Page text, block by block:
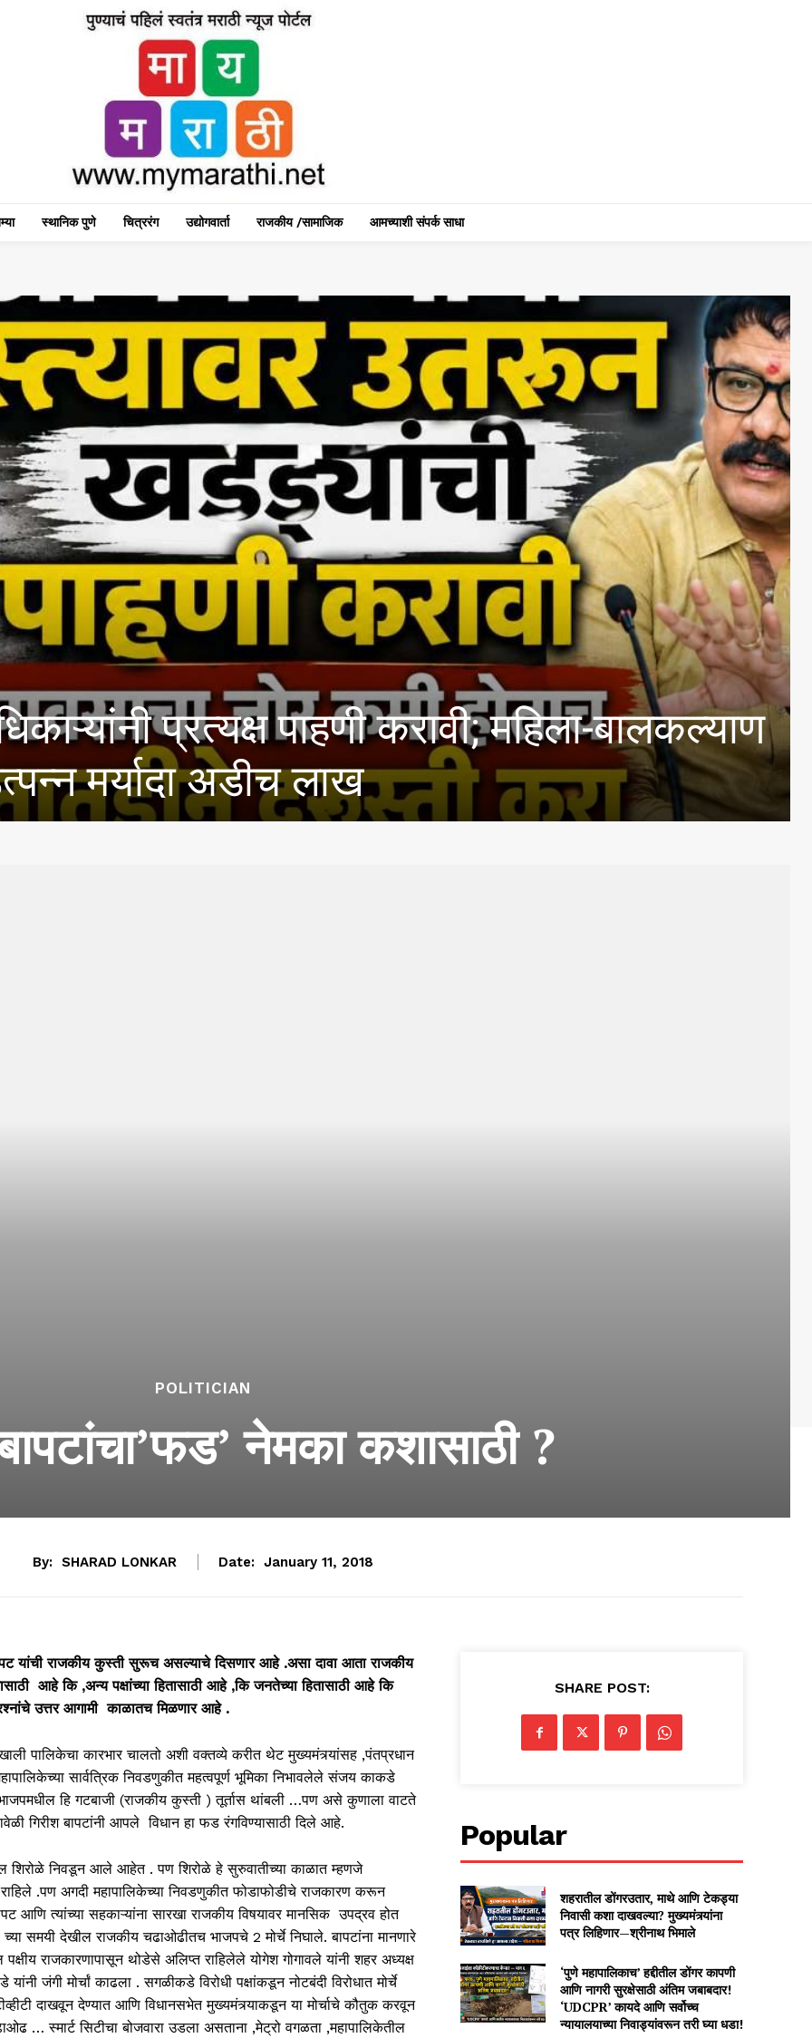
स्थानिक पुणे चित्ररंग उद्योगवार्ता राजकीय /सामाजिक आमच्याशी संपर्क साधा
पाहणी करावी; महिला-बालकल्याण
अडीच लाख
POLITICIAN
नेमका कशासाठी ?
By: SHARAD LONKAR Date: January 11, 2018
यांची राजकीय कुस्ती सुरूच असल्याचे दिसणार आहे .असा दावा आता राजकीय
आहे कि ,अन्य पक्षांच्या हितासाठी आहे ,कि जनतेच्या हितासाठी आहे कि
उत्तर आगामी काळातच मिळणार आहे .
पालिकेचा कारभार चालतो अशी वक्तव्ये करीत थेट मुख्यमंत्र्यांसह ,पंतप्रधान
सार्वत्रिक निवडणुकीत महत्वपूर्ण भूमिका निभावलेले संजय काकडे
हि गटबाजी (राजकीय कुस्ती ) तूर्तास थांबली …पण असे कुणाला वाटते
गिरीश बापटांनी आपले विधान हा फड रंगविण्यासाठी दिले आहे.
निवडून आले आहेत . पण शिरोळे हे सुरुवातीच्या काळात म्हणजे
.पण अगदी महापालिकेच्या निवडणुकीत फोडाफोडीचे राजकारण करून
आणि त्यांच्या सहकाऱ्यांना सारखा राजकीय विषयावर मानसिक उपद्रव होत
समयी देखील राजकीय चढाओढीतच भाजपचे 2 मोर्चे निघाले. बापटांना मानणारे
राजकारणापासून थोडेसे अलिप्त राहिलेले योगेश गोगावले यांनी शहर अध्यक्ष
जंगी मोर्चां काढला . सगळीकडे विरोधी पक्षांकडून नोटबंदी विरोधात मोर्चे
दाखवून देण्यात आणि विधानसभेत मुख्यमंत्र्याकडून या मोर्चाचे कौतुक करवून
स्मार्ट सिटीचा बोजवारा उडला असताना ,मेट्रो वगळता ,महापालिकेतील
SHARE POST:
Popular
शहरातील डोंगरउतार, माथे आणि टेकड्या
निवासी कशा दाखवल्या? मुख्यमंत्र्यांना
पत्र लिहिणार—श्रीनाथ भिमाले
‘पुणे महापालिकाच’ हद्दीतील डोंगर कापणी
आणि नागरी सुरक्षेसाठी अंतिम जबाबदार!
‘UDCPR’ कायदे आणि सर्वोच्च
न्यायालयाच्या निवाड्यांवरून तरी घ्या धडा!